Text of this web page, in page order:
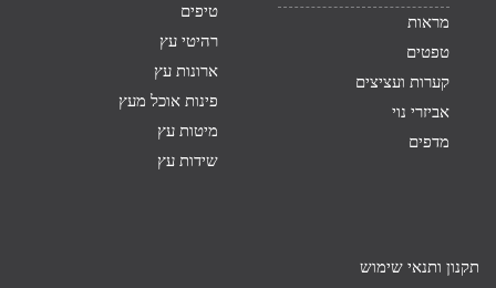
מראות
טפטים
קערות ועציצים
אביזרי נוי
מדפים
טיפים
רהיטי עץ
ארונות עץ
פינות אוכל מעץ
מיטות עץ
שידות עץ
תקנון ותנאי שימוש